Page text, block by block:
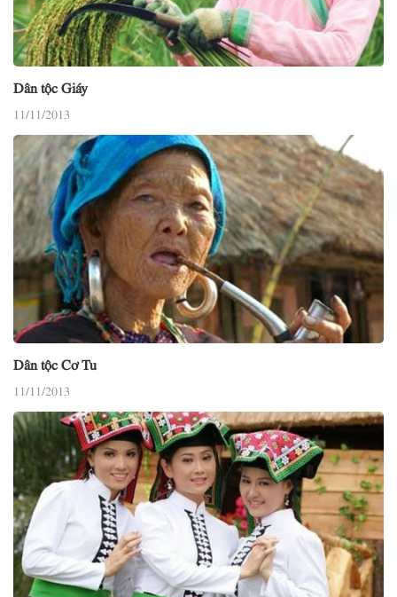
Dân tộc Giáy
11/11/2013
Dân tộc Cơ Tu
11/11/2013